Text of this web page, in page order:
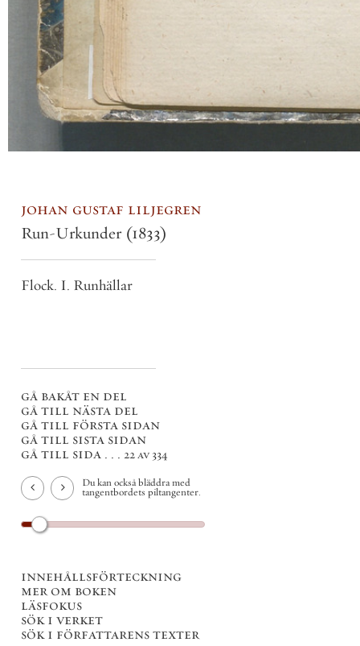
johan gustaf liljegren
Run-Urkunder (1833)
Flock. I. Runhällar
gå bakåt en del
gå till nästa del
gå till första sidan
gå till sista sidan
gå till sida . . . 22 av 334
Du kan också bläddra med
tangentbordets piltangenter.
innehållsförteckning
mer om boken
läsfokus
sök i verket
sök i författarens texter